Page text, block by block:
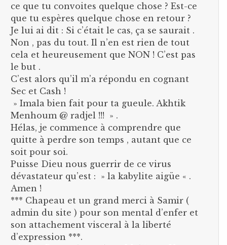
ce que tu convoites quelque chose ? Est-ce
que tu espères quelque chose en retour ?
Je lui ai dit : Si c’était le cas, ça se saurait .
Non , pas du tout. Il n’en est rien de tout
cela et heureusement que NON ! C’est pas
le but .
C’est alors qu’il m’a répondu en cognant
Sec et Cash !
» Imala bien fait pour ta gueule. Akhtik
Menhoum @ radjel !!! » .
Hélas, je commence à comprendre que
quitte à perdre son temps , autant que ce
soit pour soi.
Puisse Dieu nous guerrir de ce virus
dévastateur qu’est : » la kabylite aigüe « .
Amen !
*** Chapeau et un grand merci à Samir (
admin du site ) pour son mental d’enfer et
son attachement visceral à la liberté
d’expression ***.